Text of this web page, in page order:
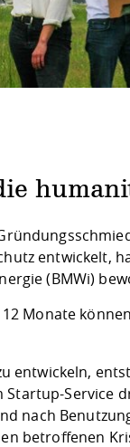
entwickelt,
(BMWi)
Monate
entwickeln,
Service
nach
betroffenen